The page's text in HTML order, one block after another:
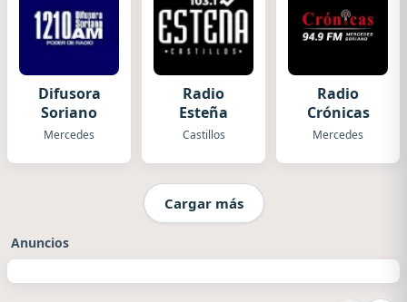
Difusora
Soriano
Mercedes
Radio
Esteña
Castillos
Radio
Crónicas
Mercedes
Cargar más
Anuncios